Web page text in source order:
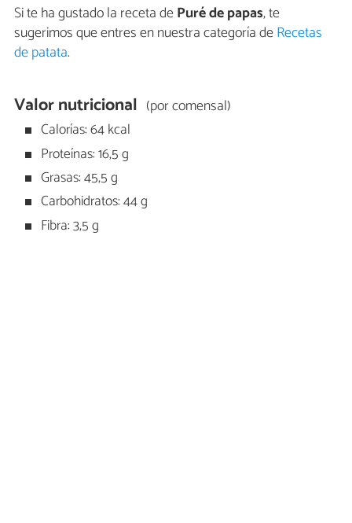
Si te ha gustado la receta dePuré de papas, te
sugerimos que entres en nuestra categoría deRecetas
de patata.
Valor nutricional (por comensal)
Calorías: 64 kcal
Proteínas: 16,5 g
Grasas: 45,5 g
Carbohidratos: 44 g
Fibra: 3,5 g